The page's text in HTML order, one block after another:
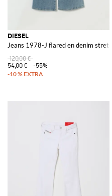
DIESEL
Jeans 1978-J flared en denim stretch
120,00 €
54,00 €
-55%